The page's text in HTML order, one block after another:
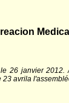
26 janvier
avrila